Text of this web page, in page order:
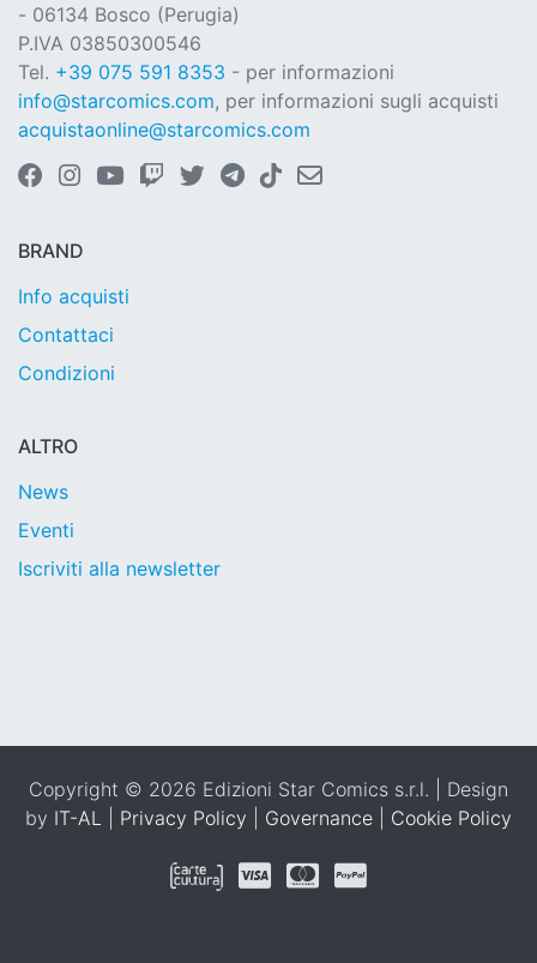
- 06134 Bosco (Perugia)
P.IVA 03850300546
Tel. +39 075 591 8353 - per informazioni
info@starcomics.com, per informazioni sugli acquisti
acquistaonline@starcomics.com
BRAND
Info acquisti
Contattaci
Condizioni
ALTRO
News
Eventi
Iscriviti alla newsletter
Copyright © 2026 Edizioni Star Comics s.r.l. | Design
by IT-AL Privacy Policy Governance Cookie Policy